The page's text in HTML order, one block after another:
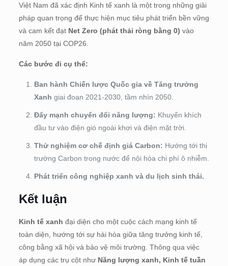
Việt Nam đã xác định Kinh tế xanh là một trong những giải
pháp quan trọng để thực hiện mục tiêu phát triển bền vững
và cam kết đạt Net Zero (phát thải ròng bằng 0) vào
năm 2050 tại COP26.
Các bước đi cụ thể:
Ban hành Chiến lược Quốc gia về Tăng trưởng
Xanh giai đoạn 2021-2030, tầm nhìn 2050.
Đẩy mạnh chuyển đổi năng lượng: Khuyến khích
đầu tư vào điện gió ngoài khơi và điện mặt trời.
Thử nghiệm cơ chế định giá Carbon: Hướng tới thị
trường Carbon trong nước để nội hóa chi phí ô nhiễm.
Phát triển công nghiệp xanh và du lịch sinh thái.
Kết luận
Kinh tế xanh đại diện cho một cuộc cách mạng kinh tế
toàn diện, hướng tới sự hài hòa giữa tăng trưởng kinh tế,
công bằng xã hội và bảo vệ môi trường. Thông qua việc
áp dụng các trụ cột như Năng lượng xanh, Kinh tế tuần